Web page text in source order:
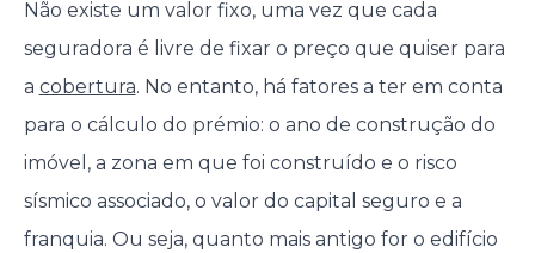
Não existe um valor fixo, uma vez que cada
seguradora é livre de fixar o preço que quiser para
a cobertura. No entanto, há fatores a ter em conta
para o cálculo do prémio: o ano de construção do
imóvel, a zona em que foi construído e o risco
sísmico associado, o valor do capital seguro e a
franquia. Ou seja, quanto mais antigo for o edifício